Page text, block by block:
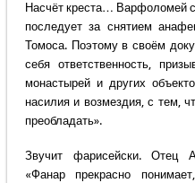
Насчёт креста… Варфоломей
последует за снятием
Томоса. Поэтому в своём
себя ответственность,
монастырей и других
насилия и возмездия, с тем,
преобладать».
Звучит фарисейски. Отец
«Фанар прекрасно